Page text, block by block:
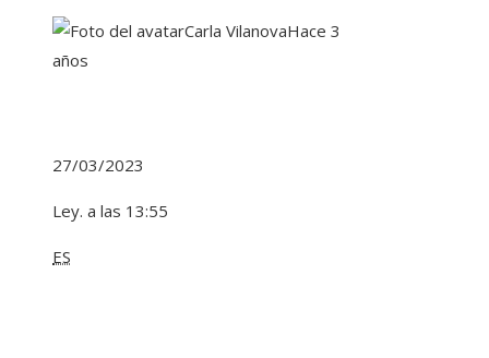
Carla VilanovaHace 3
años
27/03/2023
Ley. a las 13:55
ES